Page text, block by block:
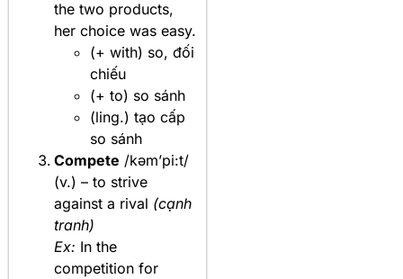
the two products,
her choice was easy.
(+ with) so, đối
chiếu
(+ to) so sánh
(ling.) tạo cấp
so sánh
Compete /kəm’pi:t/
(v.) – to strive
against a rival (cạnh
tranh)
Ex: In the
competition for